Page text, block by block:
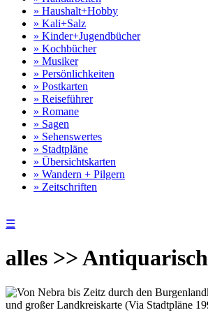
» Haushalt+Hobby
» Kali+Salz
» Kinder+Jugendbücher
» Kochbücher
» Musiker
» Persönlichkeiten
» Postkarten
» Reiseführer
» Romane
» Sagen
» Sehenswertes
» Stadtpläne
» Übersichtskarten
» Wandern + Pilgern
» Zeitschriften
☰
alles >> Antiquarisch